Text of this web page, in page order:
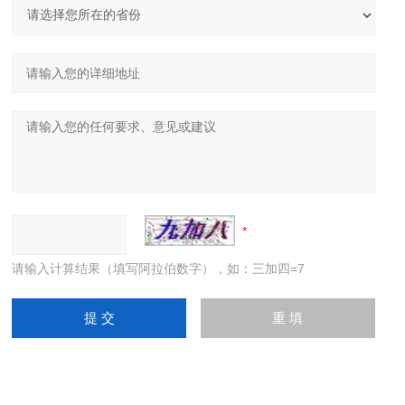
请输入计算结果（填写阿拉伯数字），如：三加四=7